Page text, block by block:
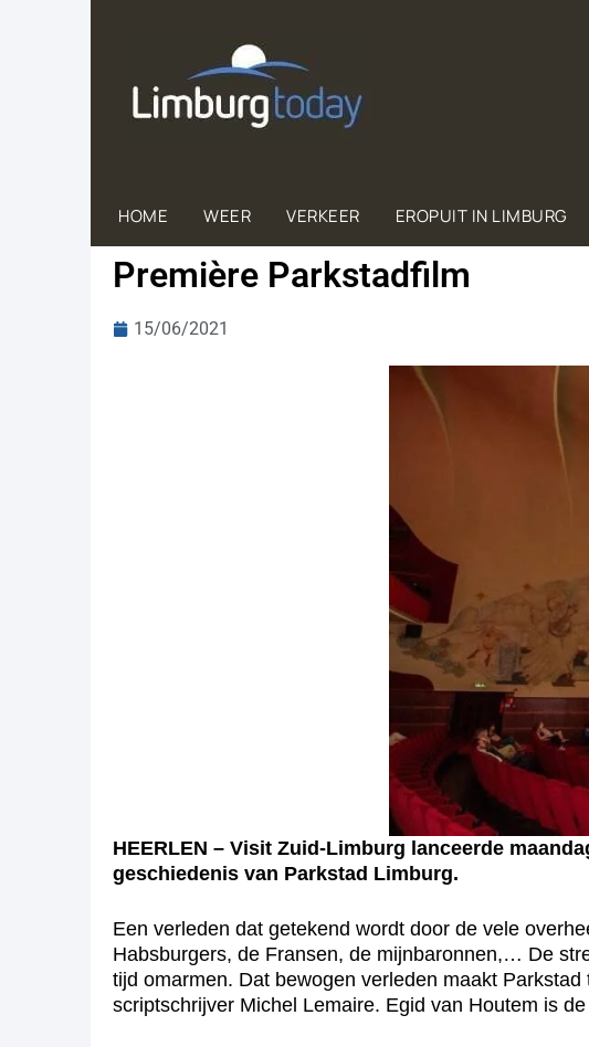
HOME WEER VERKEER EROPUIT IN LIMBURG
Première Parkstadfilm
15/06/2021
HEERLEN – Visit Zuid-Limburg lanceerde
geschiedenis van Parkstad Limburg.
Een verleden dat getekend wordt door de vele
Habsburgers, de Fransen, de mijnbaronnen,… De
tijd omarmen. Dat bewogen verleden maakt
scriptschrijver Michel Lemaire. Egid van Houtem is